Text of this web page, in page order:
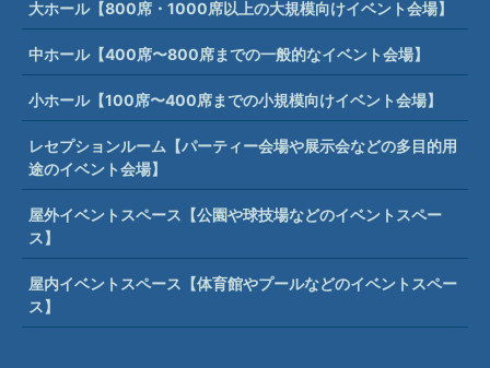
大ホール【800席・1000席以上の大規模向けイベント会場】
中ホール【400席〜800席までの一般的なイベント会場】
小ホール【100席〜400席までの小規模向けイベント会場】
レセプションルーム【パーティー会場や展示会などの多目的用
途のイベント会場】
屋外イベントスペース【公園や球技場などのイベントスペー
ス】
屋内イベントスペース【体育館やプールなどのイベントスペー
ス】